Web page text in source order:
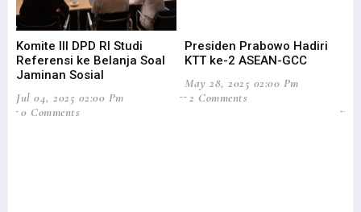
Komite III DPD RI Studi
Referensi ke Belanja Soal
Jaminan Sosial
Jul 04, 2025 02:00 Pm
0 Comments
Presiden Prabowo Hadiri
KTT ke-2 ASEAN-GCC
May 28, 2025 02:00 Pm
2 Comments